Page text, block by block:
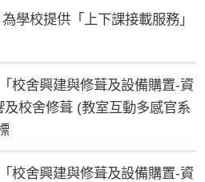
學校提供「上下課接載服務」
校舍興建與修葺及設備購置-資
校舍修葺 (教室互動多感官系
校舍興建與修葺及設備購置-資